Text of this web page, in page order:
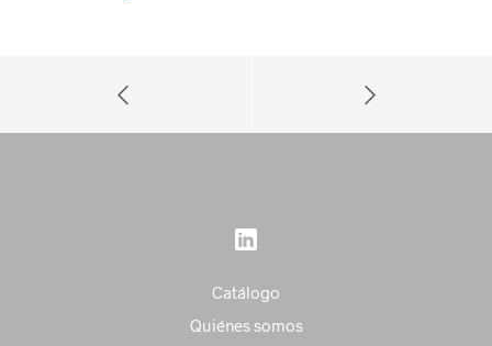
Catálogo
Quiénes somos